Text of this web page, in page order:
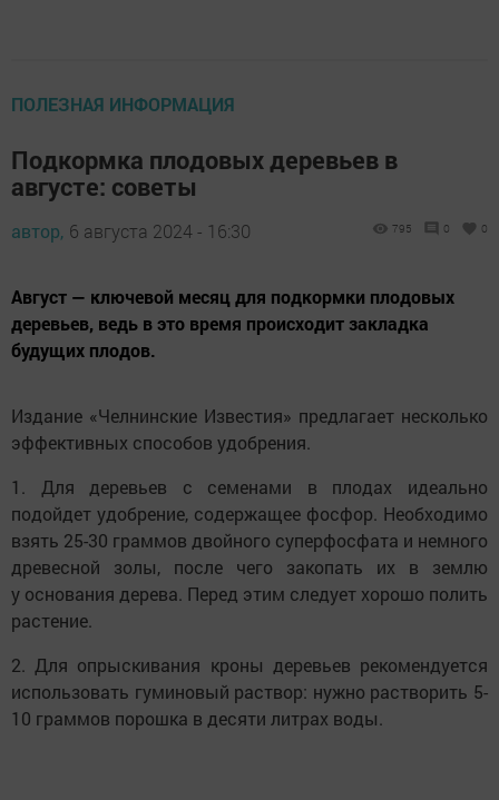
ПОЛЕЗНАЯ ИНФОРМАЦИЯ
Подкормка плодовых деревьев в
августе: советы
автор, 6 августа 2024 - 16:30 795 0 0
Август — ключевой месяц для подкормки плодовых
деревьев, ведь в это время происходит закладка
будущих плодов.
Издание «Челнинские Известия» предлагает несколько
эффективных способов удобрения.
1. Для деревьев с семенами в плодах идеально
подойдет удобрение, содержащее фосфор. Необходимо
взять 25-30 граммов двойного суперфосфата и немного
древесной золы, после чего закопать их в землю
у основания дерева. Перед этим следует хорошо полить
растение.
2. Для опрыскивания кроны деревьев рекомендуется
использовать гуминовый раствор: нужно растворить 5-
10 граммов порошка в десяти литрах воды.